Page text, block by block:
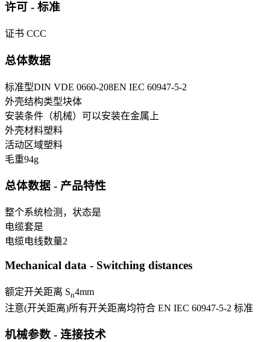
许可 - 标准
证书 CCC
总体数据
标准型DIN VDE 0660-208EN IEC 60947-5-2
外壳结构类型块体
安装条件（机械） 可以安装在金属上
外壳材料塑料
活动区域塑料
毛重94g
总体数据 - 产品特性
整个系统检测，状态是
电缆套是
电缆电线数量2
Mechanical data - Switching distances
额定开关距离 Sn4mm
注意(开关距离)所有开关距离均符合 EN IEC 60947-5-2 标准
机械参数 - 连接技术